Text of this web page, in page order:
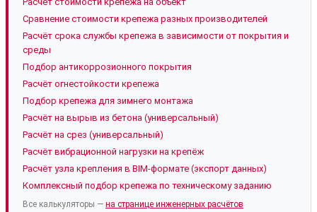
Сравнение стоимости крепежа разных производителей
Расчёт срока службы крепежа в зависимости от покрытия и
среды
Подбор антикоррозионного покрытия
Расчёт огнестойкости крепежа
Подбор крепежа для зимнего монтажа
Расчёт на вырыв из бетона (универсальный)
Расчёт на срез (универсальный)
Расчёт вибрационной нагрузки на крепёж
Расчёт узла крепления в BIM-формате (экспорт данных)
Комплексный подбор крепежа по техническому заданию
Все калькуляторы — на странице инженерных расчётов